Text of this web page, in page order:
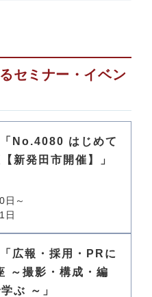
セミナー・イベン
No.4080 はじめて
新発田市開催】」
日～
日
広報・採用・PRに
～撮影・構成・編
ぶ ～」